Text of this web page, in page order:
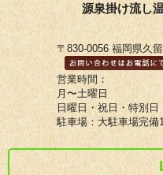
源泉掛け流し
〒830-0056 福岡県久
営業時間：
月〜土曜日 9:00
日曜日・祝日・特別
駐車場：大駐車場完備